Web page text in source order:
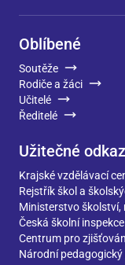
Oblíbené
Soutěže
Rodiče a žáci
Učitelé
Ředitelé
Užitečné
Krajské vzdělávací
Rejstřík škol a
Ministerstvo školství,
Česká školní inspekce
Centrum pro
Národní